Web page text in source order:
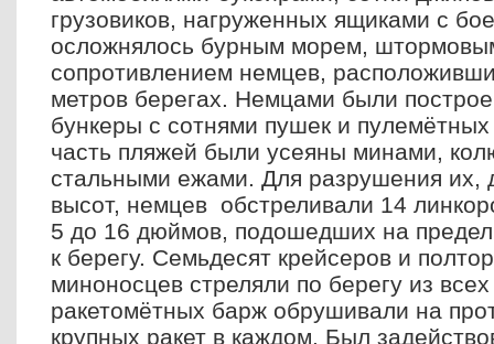
грузовиков, нагруженных ящиками с
осложнялось бурным морем,
сопротивлением немцев,
метров берегах. Немцами были
бункеры с сотнями пушек и
часть пляжей были усеяны минами,
стальными ежами. Для разрушения их,
высот, немцев обстреливали 14
5 до 16 дюймов, подошедших на
к берегу. Семьдесят крейсеров и
миноносцев стреляли по берегу из
ракетомётных барж обрушивали на
крупных ракет в каждом. Был